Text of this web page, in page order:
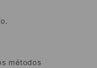
métodos